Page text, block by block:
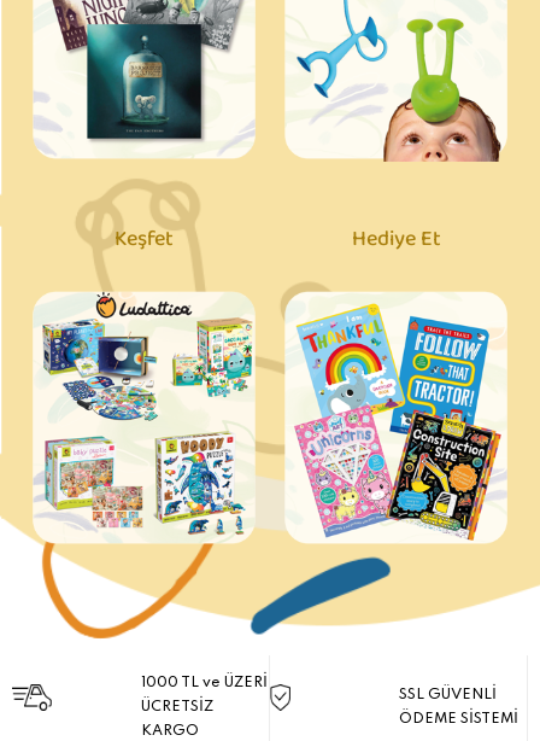
Keşfet Hediye Et
1000 TL ve ÜZERİ
ÜCRETSİZ
KARGO
SSL GÜVENLİ
ÖDEME SİSTEMİ